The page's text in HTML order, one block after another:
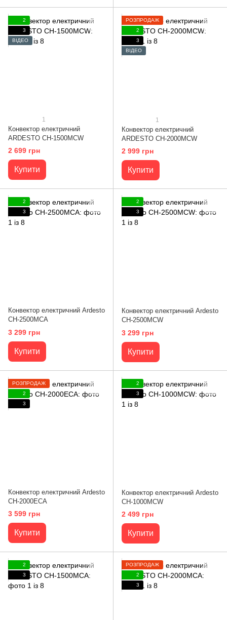
2
3
ВІДЕО
1
Конвектор електричний
ARDESTO CH-1500MCW
2 699 грн
Купити
РОЗПРОДАЖ
2
3
ВІДЕО
1
Конвектор електричний
ARDESTO CH-2000MCW
2 999 грн
Купити
2
3
Конвектор електричний Ardesto
CH-2500MCA
3 299 грн
Купити
2
3
Конвектор електричний Ardesto
CH-2500MCW
3 299 грн
Купити
РОЗПРОДАЖ
2
3
Конвектор електричний Ardesto
CH-2000ECA
3 599 грн
Купити
2
3
Конвектор електричний Ardesto
CH-1000MCW
2 499 грн
Купити
2
3
РОЗПРОДАЖ
2
3